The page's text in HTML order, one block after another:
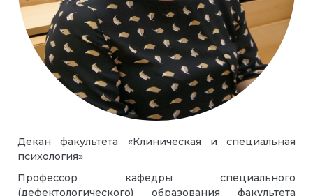
Декан факультета «Клиническая и специальная
психология»
Профессор кафедры специального
(дефектологического) образования факультета